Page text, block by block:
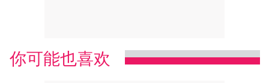
你可能也喜欢